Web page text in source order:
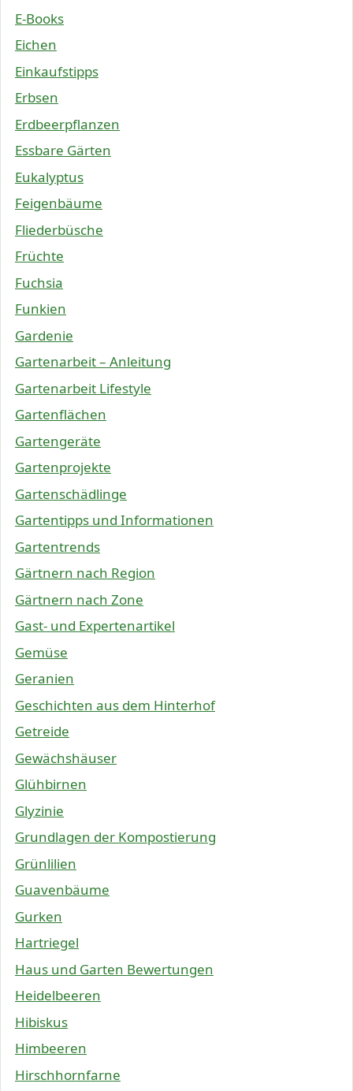
E-Books
Eichen
Einkaufstipps
Erbsen
Erdbeerpflanzen
Essbare Gärten
Eukalyptus
Feigenbäume
Fliederbüsche
Früchte
Fuchsia
Funkien
Gardenie
Gartenarbeit – Anleitung
Gartenarbeit Lifestyle
Gartenflächen
Gartengeräte
Gartenprojekte
Gartenschädlinge
Gartentipps und Informationen
Gartentrends
Gärtnern nach Region
Gärtnern nach Zone
Gast- und Expertenartikel
Gemüse
Geranien
Geschichten aus dem Hinterhof
Getreide
Gewächshäuser
Glühbirnen
Glyzinie
Grundlagen der Kompostierung
Grünlilien
Guavenbäume
Gurken
Hartriegel
Haus und Garten Bewertungen
Heidelbeeren
Hibiskus
Himbeeren
Hirschhornfarne